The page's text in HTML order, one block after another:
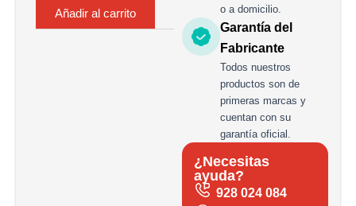
Añadir al carrito
o a domicilio.
Garantía del
Fabricante
Todos nuestros
productos son de
primeras marcas y
cuentan con su
garantía oficial.
¿Necesitas
ayuda?
928 024 084